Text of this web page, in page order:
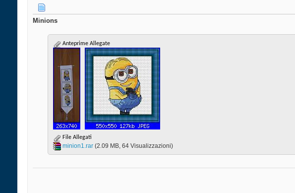
Minions
Anteprime Allegate
File Allegati
minion1.rar‎ (2.09 MB, 64 Visualizzazioni)